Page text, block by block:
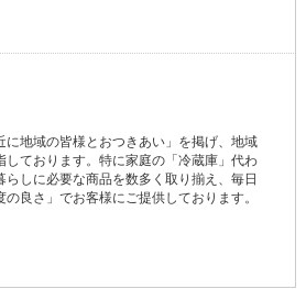
に地域の皆様とおつきあい」を掲げ、地域
しております。特に家庭の「冷蔵庫」代わ
らしに必要な商品を数多く取り揃え、毎日
良さ」でお客様にご提供しております。